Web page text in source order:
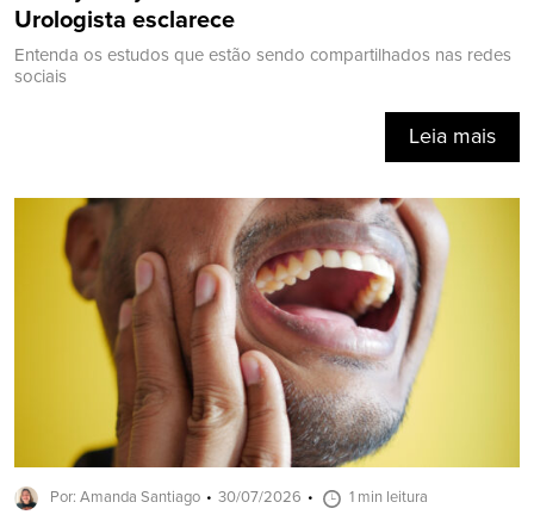
Urologista esclarece
Entenda os estudos que estão sendo compartilhados nas redes
sociais
Leia mais
Por: Amanda Santiago 30/07/2026 1 min leitura